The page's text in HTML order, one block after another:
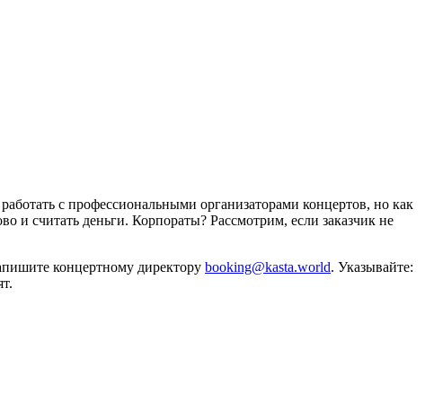
с профессиональными организаторами концертов, но как
и считать деньги. Корпораты? Рассмотрим, если заказчик не
концертному директору booking@kasta.world. Указывайте: